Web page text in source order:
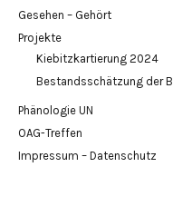
Gesehen – Gehört
Projekte
Kiebitzkartierung 2024
Bestandsschätzung der
Phänologie UN
OAG-Treffen
Impressum – Datenschutz